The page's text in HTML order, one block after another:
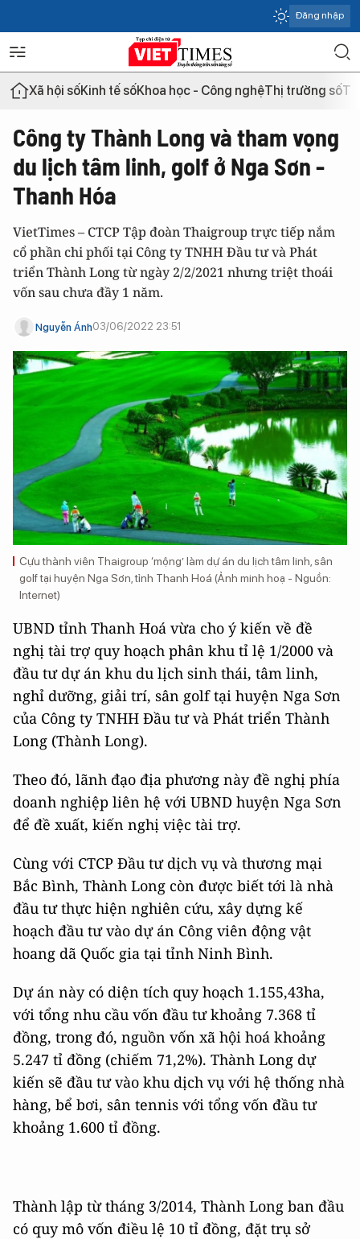
Đăng nhập
Xã hội sốKinh tế sốKhoa học - Công nghệThị trường số
Công ty Thành Long và tham vọng
du lịch tâm linh, golf ở Nga Sơn -
Thanh Hóa
VietTimes – CTCP Tập đoàn Thaigroup trực tiếp nắm
cổ phần chi phối tại Công ty TNHH Đầu tư và Phát
triển Thành Long từ ngày 2/2/2021 nhưng triệt thoái
vốn sau chưa đầy 1 năm.
Nguyễn Ánh03/06/2022 23:51
Cựu thành viên Thaigroup ‘mộng’ làm dự án du lịch tâm linh, sân
golf tại huyện Nga Sơn, tỉnh Thanh Hoá (Ảnh minh hoạ - Nguồn:
Internet)
UBND tỉnh Thanh Hoá vừa cho ý kiến về đề
nghị tài trợ quy hoạch phân khu tỉ lệ 1/2000 và
đầu tư dự án khu du lịch sinh thái, tâm linh,
nghỉ dưỡng, giải trí, sân golf tại huyện Nga Sơn
của Công ty TNHH Đầu tư và Phát triển Thành
Long (Thành Long).
Theo đó, lãnh đạo địa phương này đề nghị phía
doanh nghiệp liên hệ với UBND huyện Nga Sơn
để đề xuất, kiến nghị việc tài trợ.
Cùng với CTCP Đầu tư dịch vụ và thương mại
Bắc Bình, Thành Long còn được biết tới là nhà
đầu tư thực hiện nghiên cứu, xây dựng kế
hoạch đầu tư vào dự án Công viên động vật
hoang dã Quốc gia tại tỉnh Ninh Bình.
Dự án này có diện tích quy hoạch 1.155,43ha,
với tổng nhu cầu vốn đầu tư khoảng 7.368 tỉ
đồng, trong đó, nguồn vốn xã hội hoá khoảng
5.247 tỉ đồng (chiếm 71,2%). Thành Long dự
kiến sẽ đầu tư vào khu dịch vụ với hệ thống nhà
hàng, bể bơi, sân tennis với tổng vốn đầu tư
khoảng 1.600 tỉ đồng.
Thành lập từ tháng 3/2014, Thành Long ban đầu
có quy mô vốn điều lệ 10 tỉ đồng, đặt trụ sở